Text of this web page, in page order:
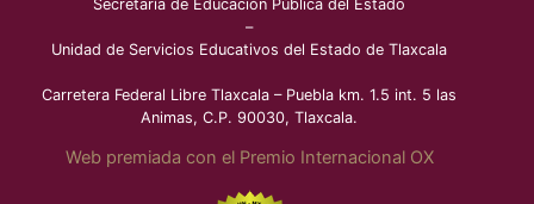
Secretaría de Educación Pública del Estado
–
Unidad de Servicios Educativos del Estado de Tlaxcala
Carretera Federal Libre Tlaxcala – Puebla km. 1.5 int. 5 las
Animas, C.P. 90030, Tlaxcala.
Web premiada con el Premio Internacional OX